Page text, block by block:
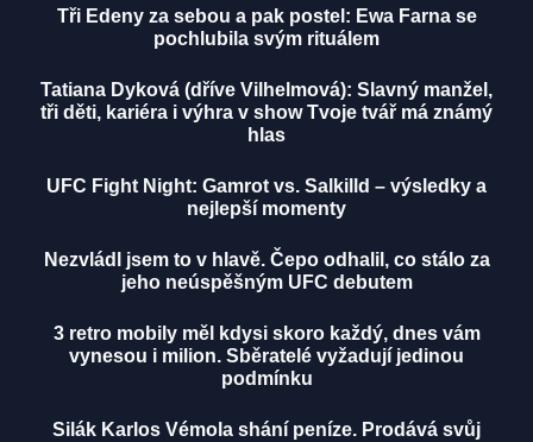
Tři Edeny za sebou a pak postel: Ewa Farna se
pochlubila svým rituálem
Tatiana Dyková (dříve Vilhelmová): Slavný manžel,
tři děti, kariéra i výhra v show Tvoje tvář má známý
hlas
UFC Fight Night: Gamrot vs. Salkilld – výsledky a
nejlepší momenty
Nezvládl jsem to v hlavě. Čepo odhalil, co stálo za
jeho neúspěšným UFC debutem
3 retro mobily měl kdysi skoro každý, dnes vám
vynesou i milion. Sběratelé vyžadují jedinou
podmínku
Silák Karlos Vémola shání peníze. Prodává svůj